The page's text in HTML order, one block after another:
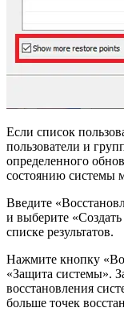
Если список
пользователи и
определенного
состоянию системы
Введите
и выберите
списке результатов.
Нажмите кнопку
«Защита системы».
восстановления
больше точек